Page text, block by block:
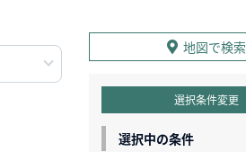
地図で検索
選択条件変更
選択中の条件